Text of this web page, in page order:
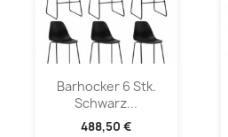
Barhocker 6 Stk.
Schwarz...
488,50 €